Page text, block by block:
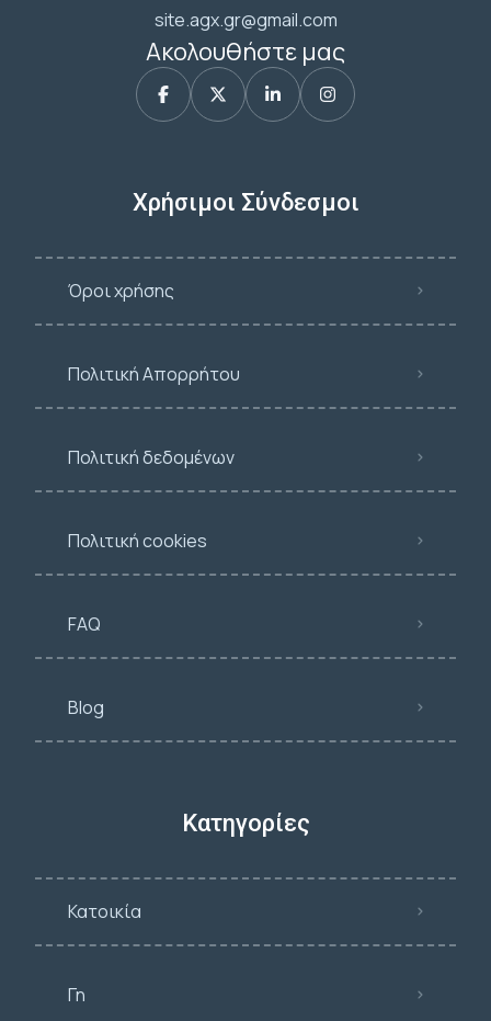
site.agx.gr@gmail.com
Ακολουθήστε μας
Χρήσιμοι Σύνδεσμοι
Όροι χρήσης
Πολιτική Απορρήτου
Πολιτική δεδομένων
Πολιτική cookies
FAQ
Blog
Κατηγορίες
Κατοικία
Γη